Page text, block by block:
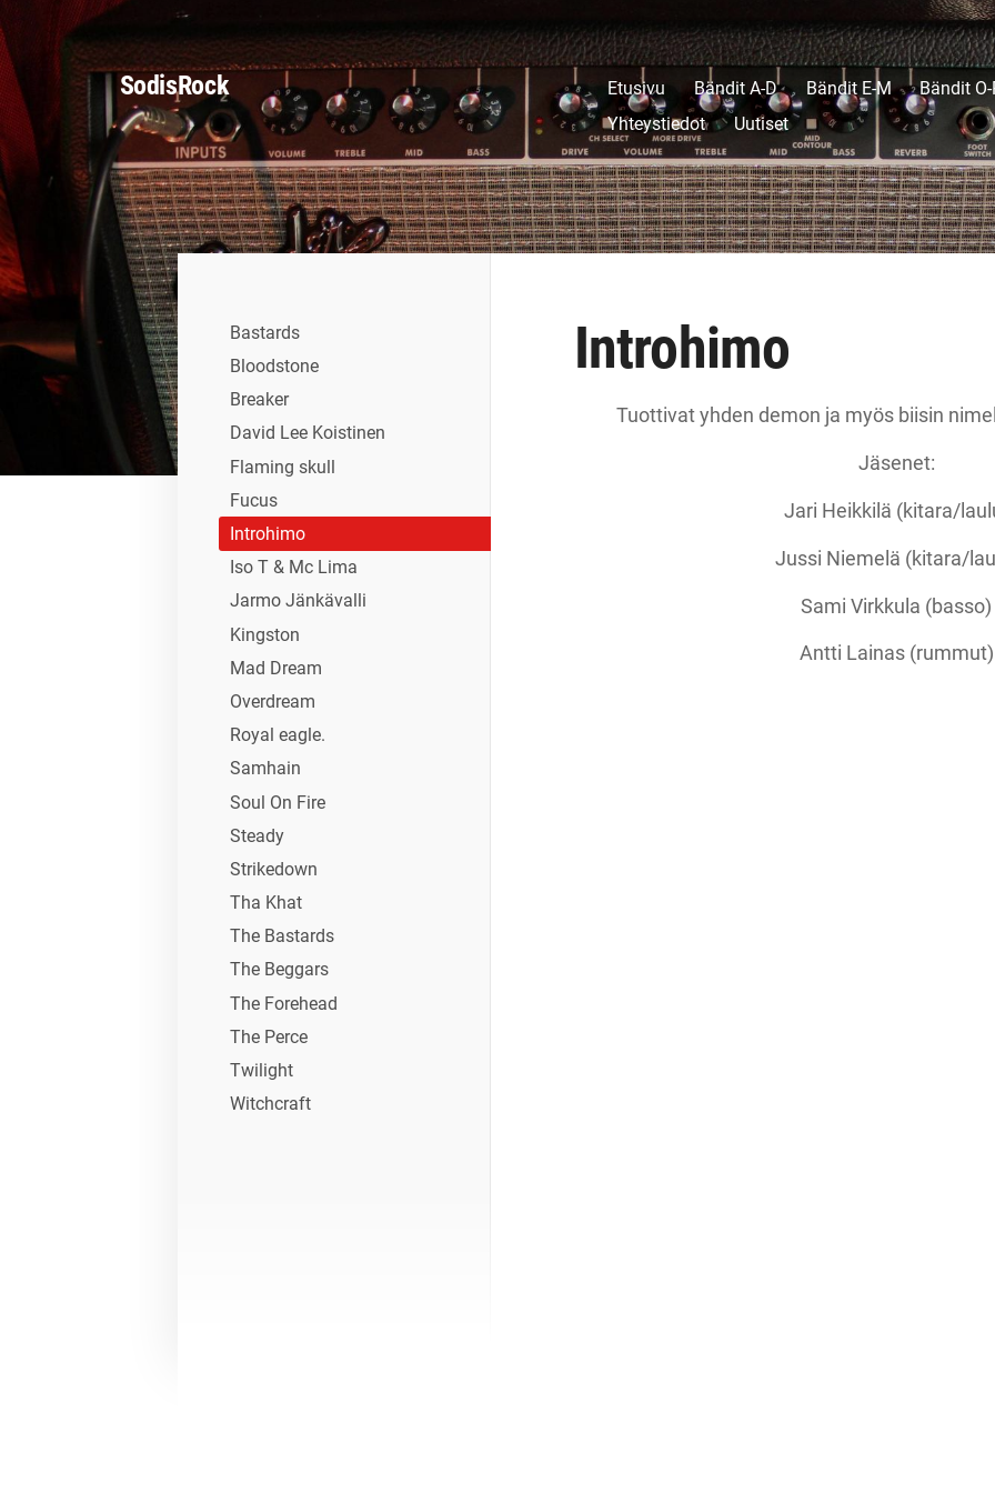
sivun
sisältöön
SodisRock Etusivu Bändit A-D Bändit E-M Bändit O-
Yhteystiedot
Uutiset
Bastards
Bloodstone
Breaker
David Lee Koistinen
Flaming skull
Fucus
Introhimo
Iso T & Mc Lima
Jarmo Jänkävalli
Kingston
Mad Dream
Overdream
Royal eagle.
Samhain
Soul On Fire
Steady
Strikedown
Tha Khat
The Bastards
The Beggars
The Forehead
The Perce
Twilight
Witchcraft
Introhimo
Tuottivat yhden demon ja myös biisin
Jäsenet:
Jari Heikkilä (kitara/
Jussi Niemelä (kitara/
Sami Virkkula (basso)
Antti Lainas (rummut)